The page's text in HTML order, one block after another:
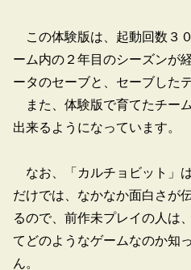
この体験版は、起動回数３
ーム内の２年目のシーズンが
ータのセーブと、セーブした
また、体験版で育てたチー
出来るようになっています。
なお、「カルチョビット」
だけでは、なかなか面白さが
るので、前作未プレイの人は
てどのようなゲームなのか知
ん。